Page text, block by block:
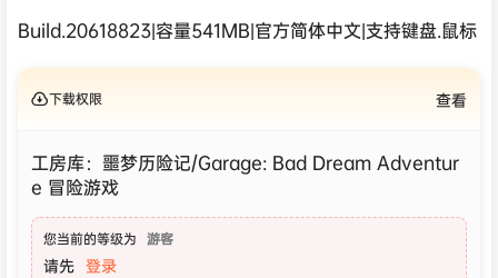
Build.20618823|容量541MB|官方简体中文|支持键盘.鼠标
下载权限 查看
工房库：噩梦历险记/Garage: Bad Dream Adventur
e 冒险游戏
您当前的等级为 游客
请先 登录